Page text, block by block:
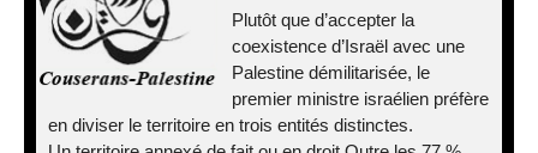
Plutôt que d’accepter la
coexistence d’Israël avec une
Palestine démilitarisée, le
premier ministre israélien préfère
en diviser le territoire en trois entités distinctes.